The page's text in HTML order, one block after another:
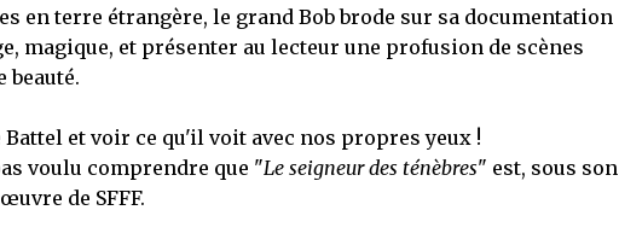
en terre étrangère, le grand Bob brode sur sa documentation
magique, et présenter au lecteur une profusion de scènes
beauté.
et voir ce qu'il voit avec nos propres yeux !
voulu comprendre que "Le seigneur des ténèbres" est, sous son
de SFFF.